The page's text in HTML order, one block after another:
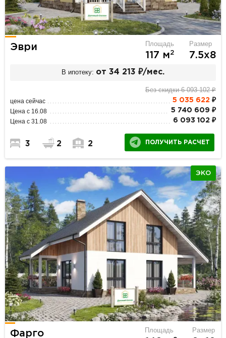
Эври Площадь
117 м2
Размер
7.5х8
В ипотеку: от 34 213 ₽/мес.
Без скидки 6 093 102 ₽
цена сейчас 5 035 622 ₽
Цена с 16.08 5 740 609 ₽
Цена с 31.08 6 093 102 ₽
3 2 2 ПОЛУЧИТЬ РАСЧЕТ
ЭКО
Фарго Площадь Размер